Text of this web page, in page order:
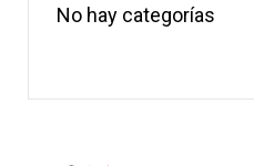
No hay categorías